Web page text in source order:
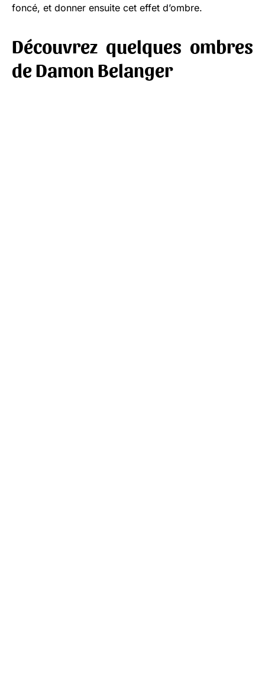
foncé, et donner ensuite cet effet d’ombre.
Découvrez quelques ombres
de Damon Belanger